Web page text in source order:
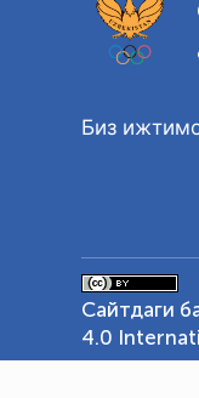
Биз
Сайтдаги
4.0